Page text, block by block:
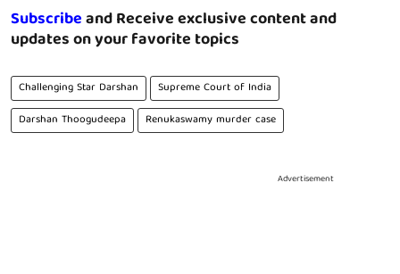
Subscribeand Receive exclusive content and
updates on your favorite topics
Challenging Star Darshan
Supreme Court of India
Darshan Thoogudeepa
Renukaswamy murder case
Advertisement